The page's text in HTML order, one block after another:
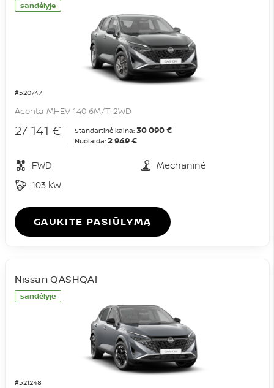
sandėlyje
#520747
Acenta MHEV 140 6M/T 2WD
27 141 € Standartinė kaina: 30 090 €
Nuolaida: 2 949 €
FWD
Mechaninė
103 kW
GAUKITE PASIŪLYMĄ
sandėlyje
#521248
Nissan QASHQAI